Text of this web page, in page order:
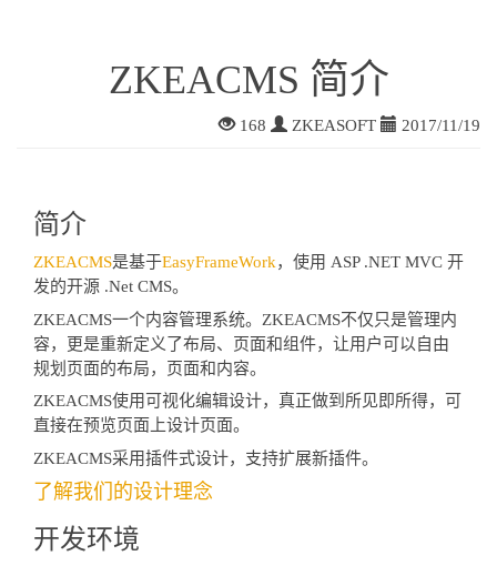
ZKEACMS 简介
168 ZKEASOFT 2017/11/19
简介
ZKEACMS是基于EasyFrameWork，使用 ASP .NET MVC 开
发的开源 .Net CMS。
ZKEACMS一个内容管理系统。ZKEACMS不仅只是管理内
容，更是重新定义了布局、页面和组件，让用户可以自由
规划页面的布局，页面和内容。
ZKEACMS使用可视化编辑设计，真正做到所见即所得，可
直接在预览页面上设计页面。
ZKEACMS采用插件式设计，支持扩展新插件。
了解我们的设计理念
开发环境